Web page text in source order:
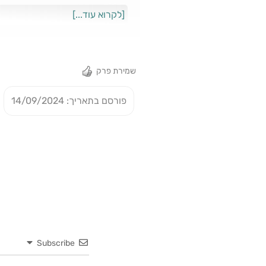
[לקרוא עוד...]
שמירת פרק
פורסם בתאריך: 14/09/2024
Subscribe